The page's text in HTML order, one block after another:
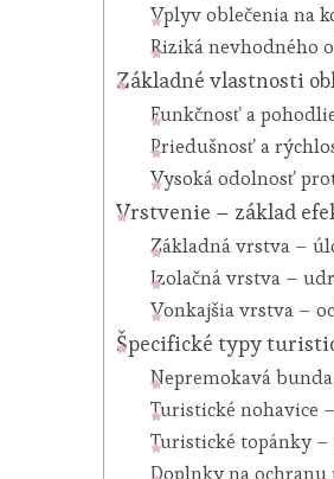
Vplyv oblečenia na
Riziká nevhodného
Základné vlastnosti
Funkčnosť a
Priedušnosť a
Vysoká odolnosť
Vrstvenie – základ
Základná vrstva –
Izolačná vrstva –
Vonkajšia vrstva –
Špecifické typy
Nepremokavá
Turistické nohavice
Turistické topánky
Doplnky na ochranu